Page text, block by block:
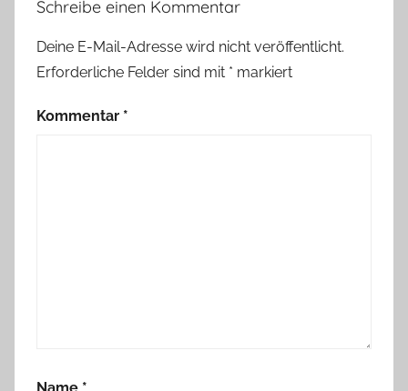
Schreibe einen Kommentar
Deine E-Mail-Adresse wird nicht veröffentlicht.
Erforderliche Felder sind mit * markiert
Kommentar *